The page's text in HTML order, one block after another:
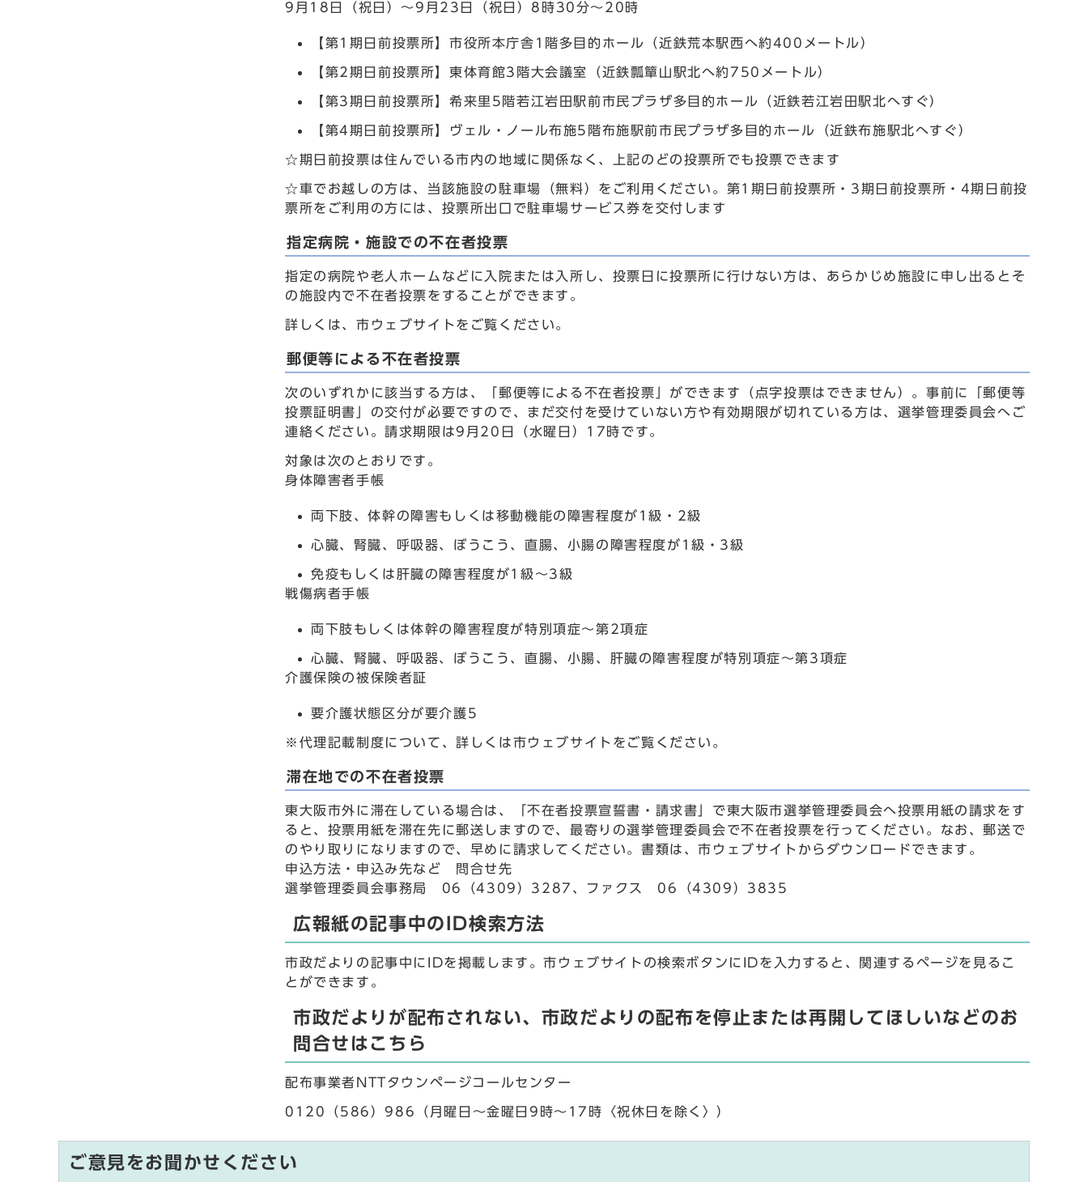
9月18日（祝日）～9月23日（祝日）8時30分～20時
【第1期日前投票所】市役所本庁舎1階多目的ホール（近鉄荒本駅西へ約400メートル）
【第2期日前投票所】東体育館3階大会議室（近鉄瓢簞山駅北へ約750メートル）
【第3期日前投票所】希来里5階若江岩田駅前市民プラザ多目的ホール（近鉄若江岩田駅北へすぐ）
【第4期日前投票所】ヴェル・ノール布施5階布施駅前市民プラザ多目的ホール（近鉄布施駅北へすぐ）
☆期日前投票は住んでいる市内の地域に関係なく、上記のどの投票所でも投票できます
☆車でお越しの方は、当該施設の駐車場（無料）をご利用ください。第1期日前投票所・3期日前投票所・4期日前投
票所をご利用の方には、投票所出口で駐車場サービス券を交付します
指定病院・施設での不在者投票
指定の病院や老人ホームなどに入院または入所し、投票日に投票所に行けない方は、あらかじめ施設に申し出るとそ
の施設内で不在者投票をすることができます。
詳しくは、市ウェブサイトをご覧ください。
郵便等による不在者投票
次のいずれかに該当する方は、「郵便等による不在者投票」ができます（点字投票はできません）。事前に「郵便等
投票証明書」の交付が必要ですので、まだ交付を受けていない方や有効期限が切れている方は、選挙管理委員会へご
連絡ください。請求期限は9月20日（水曜日）17時です。
対象は次のとおりです。
身体障害者手帳
両下肢、体幹の障害もしくは移動機能の障害程度が1級・2級
心臓、腎臓、呼吸器、ぼうこう、直腸、小腸の障害程度が1級・3級
免疫もしくは肝臓の障害程度が1級～3級
戦傷病者手帳
両下肢もしくは体幹の障害程度が特別項症～第2項症
心臓、腎臓、呼吸器、ぼうこう、直腸、小腸、肝臓の障害程度が特別項症～第3項症
介護保険の被保険者証
要介護状態区分が要介護5
※代理記載制度について、詳しくは市ウェブサイトをご覧ください。
滞在地での不在者投票
東大阪市外に滞在している場合は、「不在者投票宣誓書・請求書」で東大阪市選挙管理委員会へ投票用紙の請求をす
ると、投票用紙を滞在先に郵送しますので、最寄りの選挙管理委員会で不在者投票を行ってください。なお、郵送で
のやり取りになりますので、早めに請求してください。書類は、市ウェブサイトからダウンロードできます。
申込方法・申込み先など 問合せ先
選挙管理委員会事務局 06（4309）3287、ファクス 06（4309）3835
広報紙の記事中のID検索方法
市政だよりの記事中にIDを掲載します。市ウェブサイトの検索ボタンにIDを入力すると、関連するページを見るこ
とができます。
市政だよりが配布されない、市政だよりの配布を停止または再開してほしいなどのお
問合せはこちら
配布事業者NTTタウンページコールセンター
0120（586）986（月曜日～金曜日9時～17時〈祝休日を除く〉）
ご意見をお聞かせください